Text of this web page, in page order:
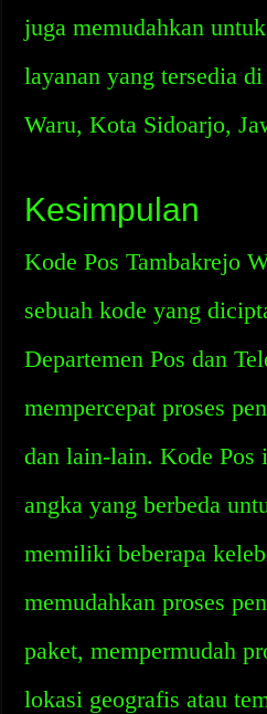
juga memudahkan
layanan yang tersedia
Waru, Kota Sidoarjo,
Kesimpulan
Kode Pos Tambakrejo
sebuah kode yang
Departemen Pos dan
mempercepat proses
dan lain-lain. Kode
angka yang berbeda
memiliki beberapa
memudahkan proses
paket, mempermudah
lokasi geografis atau